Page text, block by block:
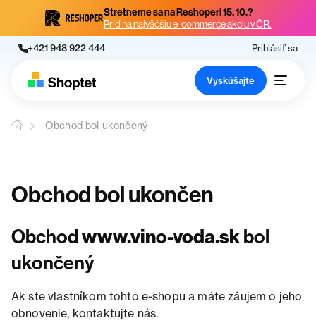
Stretneme sa na Reshoperi 15. 10.?
Príď na najväčšiu e-commerce akciu v ČR.
+421 948 922 444 Prihlásiť sa
Vyskúšajte
Obchod bol ukončený
Obchod bol ukončen
Obchodwww.vino-voda.skbol
ukončený
Ak ste vlastníkom tohto e-shopu a máte záujem o jeho
obnovenie, kontaktujte nás.